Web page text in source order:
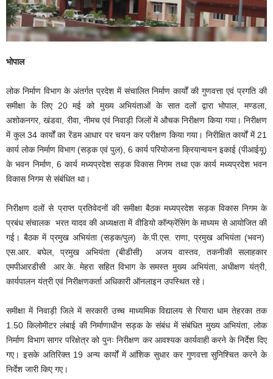
भोपाल
लोक निर्माण विभाग के अंतर्गत प्रदेश में संचालित निर्माण कार्यों की गुणवत्ता एवं प्रगति की
समीक्षा के लिए 20 मई को मुख्य अभियंताओं के सात दलों द्वारा भोपाल, मण्डला,
अशोकनगर, खंडवा, रीवा, नीमच एवं निवाड़ी जिलों में औचक निरीक्षण किया गया। निरीक्षण
में कुल 34 कार्यों का रेंडम आधार पर चयन कर परीक्षण किया गया। निरीक्षित कार्यों में 21
कार्य लोक निर्माण विभाग (सड़क एवं पुल), 6 कार्य परियोजना क्रियान्वयन इकाई (पीआईयू)
के भवन निर्माण, 6 कार्य मध्यप्रदेश सड़क विकास निगम तथा एक कार्य मध्यप्रदेश भवन
विकास निगम से संबंधित था।
निरीक्षण दलों से प्राप्त प्रतिवेदनों की समीक्षा बैठक मध्यप्रदेश सड़क विकास निगम के
प्रबंध संचालक भरत यादव की अध्यक्षता में वीडियो कॉन्फ्रेंसिंग के माध्यम से आयोजित की
गई। बैठक में प्रमुख अभियंता (सड़क/पुल) के.पी.एस. राणा, प्रमुख अभियंता (भवन)
एस.आर. बघेल, प्रमुख अभियंता (बीडीसी) अजय वास्तव, तकनीकी सलाहकार
एमपीआरडीसी आर.के. मेहरा सहित विभाग के समस्त मुख्य अभियंता, अधीक्षण यंत्री,
कार्यपालन यंत्री एवं निरीक्षणकर्ता अधिकारी ऑनलाइन उपस्थित रहे।
समीक्षा में निवाड़ी जिले में सरकारी उच्च माध्यमिक विद्यालय से रियारा धाम तेहरका तक
1.50 किलोमीटर लंबाई की निर्माणाधीन सड़क के संबंध में संबंधित मुख्य अभियंता, लोक
निर्माण विभाग सागर परिक्षेत्र को पुनः निरीक्षण कर आवश्यक कार्यवाही करने के निर्देश दिए
गए। इसके अतिरिक्त 19 अन्य कार्यों में आंशिक सुधार कर गुणवत्ता सुनिश्चित करने के
निर्देश जारी किए गए।